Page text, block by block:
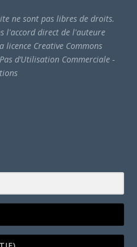
ne sont pas libres de droits.
l'accord direct de l'auteure
licence Creative Commons
d’Utilisation Commerciale -